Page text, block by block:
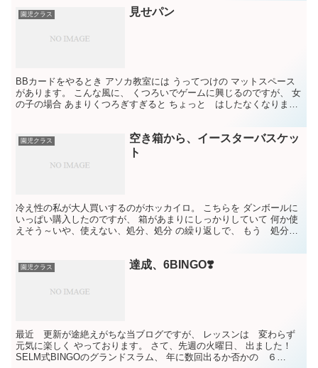
園児クラス 見せパン
BBカードをやるとき アソカ教室には うってつけの マットスペース
があります。 こんな風に、 くつろいでゲームに興じるのですが、 女
の子の場合 あまりくつろぎすぎると ちょっと はしたなくなりま
園児クラス
空き箱から、イースターバスケッ
ト
冷え性の私が大人買いするのがホッカイロ。 こちらを ダンボールに
いっぱい購入したのですが、 箱があまりにしっかりしていて 何か使
えそう～いや、使えない、処分、処分 の繰り返しで、 もう 処分し
園児クラス 達成、6BINGO❣️
最近 更新が途絶えがちな当ブログですが、 レッスンは 変わらず
元気に楽しく やっております。 さて、先週の火曜日、 出ました！
SELM式BINGOのグランドスラム、 年に数回出るか否かの ６